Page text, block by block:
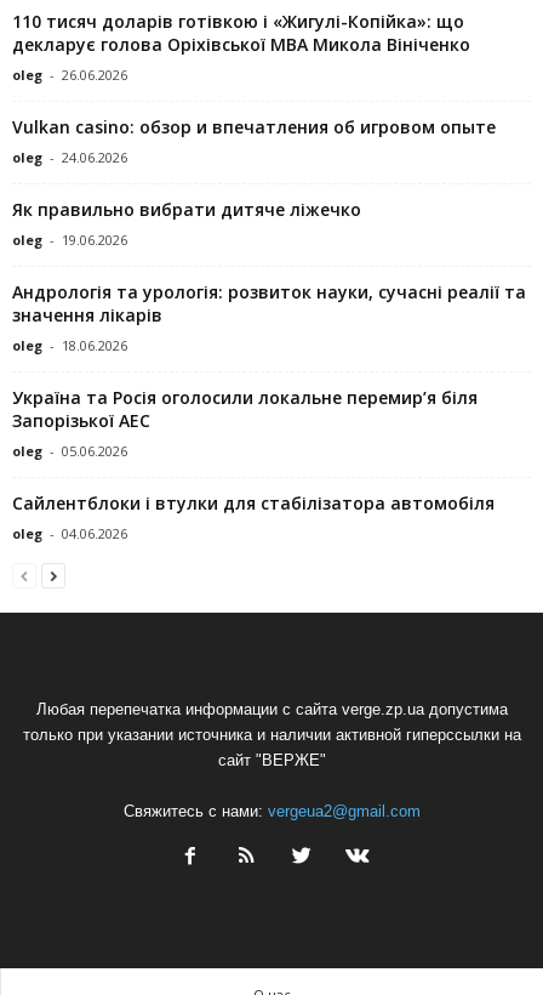
110 тисяч доларів готівкою і «Жигулі-Копійка»: що
декларує голова Оріхівської МВА Микола Вініченко
oleg - 26.06.2026
Vulkan casino: обзор и впечатления об игровом опыте
oleg - 24.06.2026
Як правильно вибрати дитяче ліжечко
oleg - 19.06.2026
Андрологія та урологія: розвиток науки, сучасні реалії та
значення лікарів
oleg - 18.06.2026
Україна та Росія оголосили локальне перемир’я біля
Запорізької АЕС
oleg - 05.06.2026
Сайлентблоки і втулки для стабілізатора автомобіля
oleg - 04.06.2026
Любая перепечатка информации с сайта verge.zp.ua допустима
только при указании источника и наличии активной гиперссылки на
сайт "ВЕРЖЕ"
Свяжитесь с нами: vergeua2@gmail.com